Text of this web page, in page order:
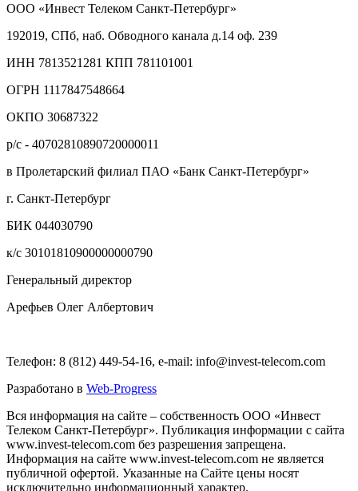
ООО «Инвест Телеком Санкт-Петербург»
192019, СПб, наб. Обводного канала д.14 оф. 239
ИНН 7813521281 КПП 781101001
ОГРН 1117847548664
ОКПО 30687322
р/с - 40702810890720000011
в Пролетарский филиал ПАО «Банк Санкт-Петербург»
г. Санкт-Петербург
БИК 044030790
к/с 30101810900000000790
Генеральный директор
Арефьев Олег Албертович
Телефон: 8 (812) 449-54-16, e-mail: info@invest-telecom.com
Разработано в Web-Progress
Вся информация на сайте – собственность ООО «Инвест
Телеком Санкт-Петербург». Публикация информации с сайта
www.invest-telecom.com без разрешения запрещена.
Информация на сайте www.invest-telecom.com не является
публичной офертой. Указанные на Сайте цены носят
исключительно информационный характер.